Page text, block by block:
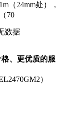
（24mm处），
70
数据
、更优质的服
）